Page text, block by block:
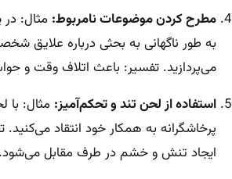
مطرح کردن موضوعات نامربوط: مثال:
به طور ناگهانی به بحثی درباره علایق
می‌پردازید. تفسیر: باعث اتلاف وقت و
استفاده از لحن تند و تحکم‌آمیز: مثال: با
پرخاشگرانه به همکار خود انتقاد
ایجاد تنش و خشم در طرف مقابل می‌شود.